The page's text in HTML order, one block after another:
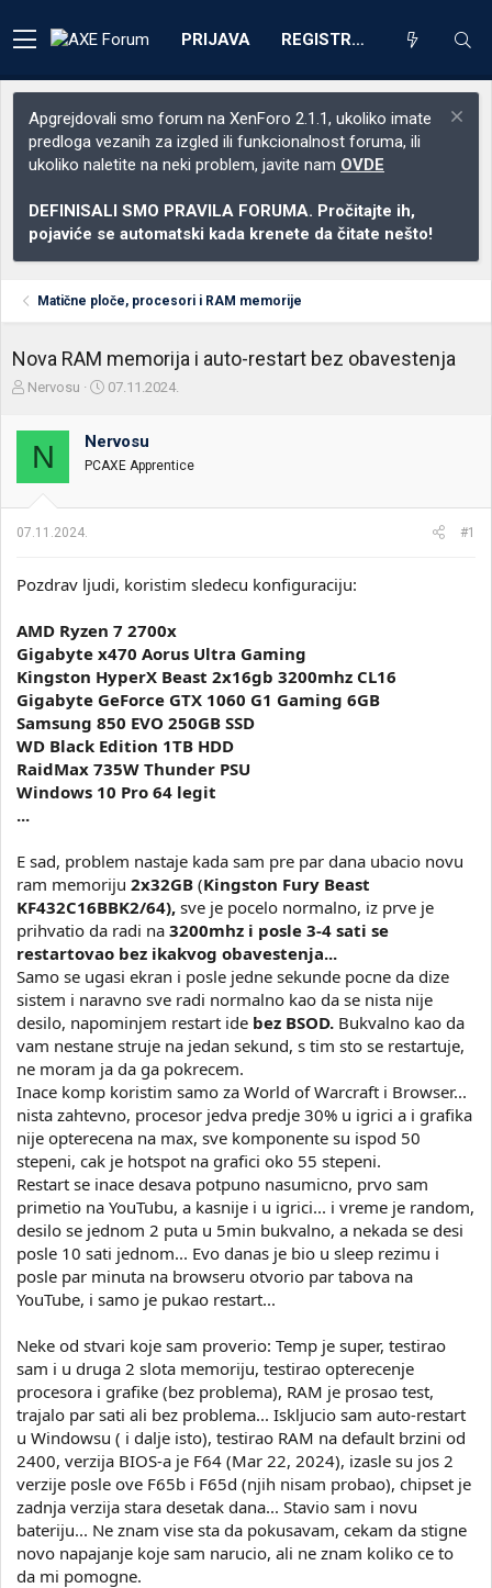
PRIJAVA REGISTRACIJA
Apgrejdovali smo forum na XenForo 2.1.1, ukoliko imate
predloga vezanih za izgled ili funkcionalnost foruma, ili
ukoliko naletite na neki problem, javite nam OVDE
DEFINISALI SMO PRAVILA FORUMA. Pročitajte ih,
pojaviće se automatski kada krenete da čitate nešto!
Matične ploče, procesori i RAM memorije
Nova RAM memorija i auto-restart bez obavestenja
Z
n
i
k
m
Nervosu
D
u
m
o
t
n
a
07.11.2024.
N Nervosu
PCAXE Apprentice
07.11.2024. #1
Pozdrav ljudi, koristim sledecu konfiguraciju:
AMD Ryzen 7 2700x
Gigabyte x470 Aorus Ultra Gaming
Kingston HyperX Beast 2x16gb 3200mhz CL16
Gigabyte GeForce GTX 1060 G1 Gaming 6GB
Samsung 850 EVO 250GB SSD
WD Black Edition 1TB HDD
RaidMax 735W Thunder PSU
Windows 10 Pro 64 legit
...
E sad, problem nastaje kada sam pre par dana ubacio novu
ram memoriju 2x32GB (Kingston Fury Beast
KF432C16BBK2/64), sve je pocelo normalno, iz prve je
prihvatio da radi na 3200mhz i posle 3-4 sati se
restartovao bez ikakvog obavestenja...
Samo se ugasi ekran i posle jedne sekunde pocne da dize
sistem i naravno sve radi normalno kao da se nista nije
desilo, napominjem restart ide bez BSOD. Bukvalno kao da
vam nestane struje na jedan sekund, s tim sto se restartuje,
ne moram ja da ga pokrecem.
Inace komp koristim samo za World of Warcraft i Browser...
nista zahtevno, procesor jedva predje 30% u igrici a i grafika
nije opterecena na max, sve komponente su ispod 50
stepeni, cak je hotspot na grafici oko 55 stepeni.
Restart se inace desava potpuno nasumicno, prvo sam
primetio na YouTubu, a kasnije i u igrici... i vreme je random,
desilo se jednom 2 puta u 5min bukvalno, a nekada se desi
posle 10 sati jednom... Evo danas je bio u sleep rezimu i
posle par minuta na browseru otvorio par tabova na
YouTube, i samo je pukao restart...
Neke od stvari koje sam proverio: Temp je super, testirao
sam i u druga 2 slota memoriju, testirao opterecenje
procesora i grafike (bez problema), RAM je prosao test,
trajalo par sati ali bez problema... Iskljucio sam auto-restart
u Windowsu ( i dalje isto), testirao RAM na default brzini od
2400, verzija BIOS-a je F64 (Mar 22, 2024), izasle su jos 2
verzije posle ove F65b i F65d (njih nisam probao), chipset je
zadnja verzija stara desetak dana... Stavio sam i novu
bateriju... Ne znam vise sta da pokusavam, cekam da stigne
novo napajanje koje sam narucio, ali ne znam koliko ce to
da mi pomogne.